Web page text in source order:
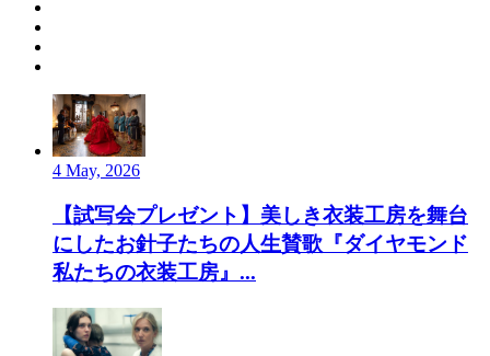
4 May, 2026
【試写会プレゼント】美しき衣装工房を舞台
にしたお針子たちの人生賛歌『ダイヤモンド
私たちの衣装工房』...